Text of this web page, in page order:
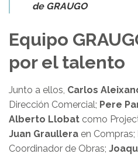
de GRAUGO
Equipo
por el talento
Junto a ellos, Carlos
Dirección Comercial; Pere
Alberto Llobat como
Juan Graullera en Compras;
Coordinador de Obras;